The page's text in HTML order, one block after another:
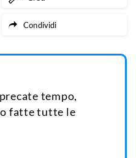
Condividi
tempo,
fatte tutte le